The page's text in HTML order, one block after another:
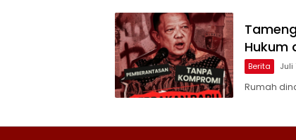
Hukum
Berita Juli
Rumah